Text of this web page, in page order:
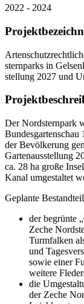
2022 - 2024
sternparks in
stellung 2027 und
Der Nordsternpark
der Bevölkerung
Gartenausstellung
ca. 28 ha große
Kanal umgestaltet
Geplante
der begrünte
Zeche
Turmfalken
und
sowie einer
weitere
die
der Zeche